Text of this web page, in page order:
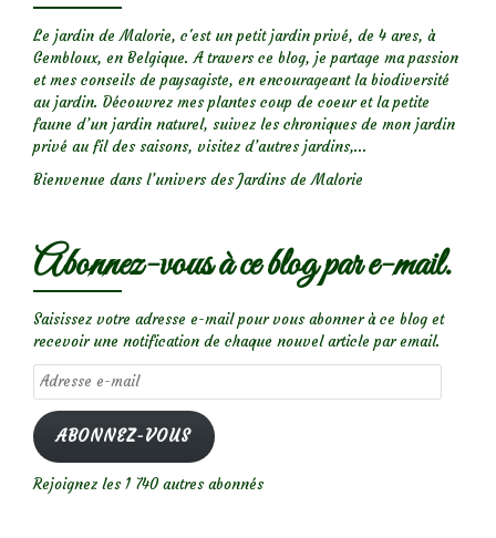
Le jardin de Malorie, c'est un petit jardin privé, de 4 ares, à
Gembloux, en Belgique. A travers ce blog, je partage ma passion
et mes conseils de paysagiste, en encourageant la biodiversité
au jardin. Découvrez mes plantes coup de coeur et la petite
faune d’un jardin naturel, suivez les chroniques de mon jardin
privé au fil des saisons, visitez d’autres jardins,...
Bienvenue dans l’univers des Jardins de Malorie
Abonnez-vous à ce blog par e-mail.
Saisissez votre adresse e-mail pour vous abonner à ce blog et
recevoir une notification de chaque nouvel article par email.
Adresse
e-
mail
ABONNEZ-VOUS
Rejoignez les 1 740 autres abonnés